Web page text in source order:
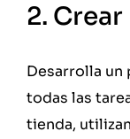
2.
Desarrolla un
todas las
tienda,